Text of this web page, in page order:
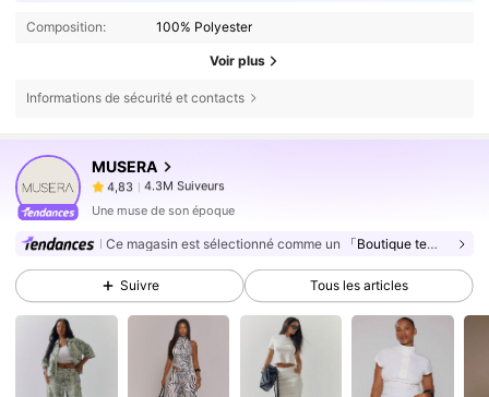
Composition: 100% Polyester
Voir plus
Informations de sécurité et contacts
MUSERA
4,83
4.3M Suiveurs
a***3est en train de naviguer
4,83
4.3M Suiveurs
4,83 4.3M Suiveurs
4,83 4.3M Suiveurs
4,83 4.3M Suiveurs
4.3M Suiveurs
4.3M Suiveurs
Une muse de son époque
Ce magasin est sélectionné comme un 「Boutique tendance」
Suivre Tous les articles